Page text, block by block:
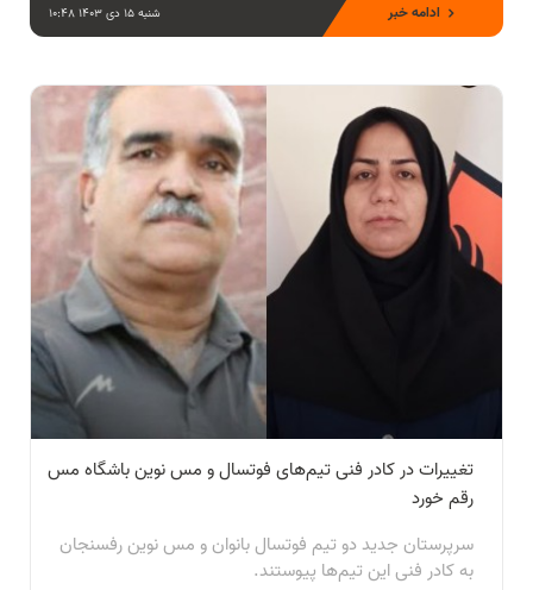
شنبه 15 دی 1403 10:48 ادامه خبر
تغییرات در کادر فنی تیم‌های فوتسال و مس نوین باشگاه مس
رقم خورد
سرپرستان جدید دو تیم فوتسال بانوان و مس نوین رفسنجان
به کادر فنی این تیم‌ها پیوستند.